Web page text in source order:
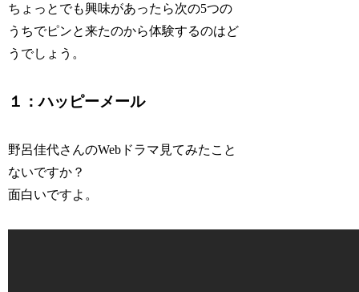
ちょっとでも興味があったら次の5つの
うちでピンと来たのから体験するのはど
うでしょう。
１：ハッピーメール
野呂佳代さんのWebドラマ見てみたこと
ないですか？
面白いですよ。